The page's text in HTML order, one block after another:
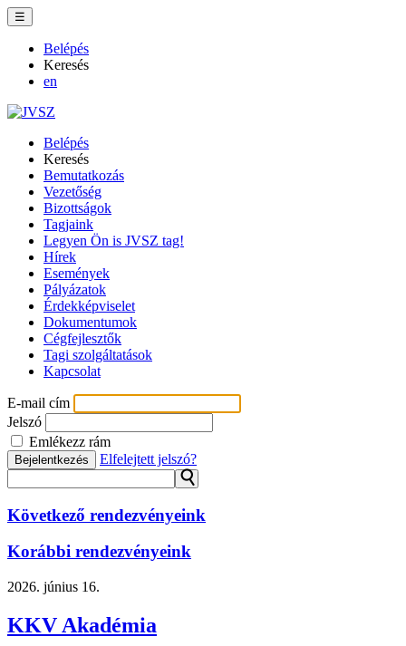
☰
Belépés
Keresés
en
Belépés
Keresés
Bemutatkozás
Vezetőség
Bizottságok
Tagjaink
Legyen Ön is JVSZ tag!
Hírek
Események
Pályázatok
Érdekképviselet
Dokumentumok
Cégfejlesztők
Tagi szolgáltatások
Kapcsolat
E-mail cím
Jelszó
Emlékezz rám
Bejelentkezés Elfelejtett jelszó?
⚲
Következő rendezvényeink
Korábbi rendezvényeink
2026. június 16.
KKV Akadémia